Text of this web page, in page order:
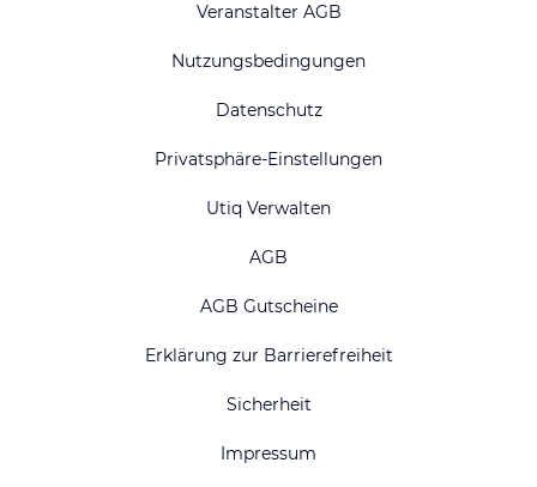
Veranstalter AGB
Nutzungsbedingungen
Datenschutz
Privatsphäre-Einstellungen
Utiq Verwalten
AGB
AGB Gutscheine
Erklärung zur Barrierefreiheit
Sicherheit
Impressum